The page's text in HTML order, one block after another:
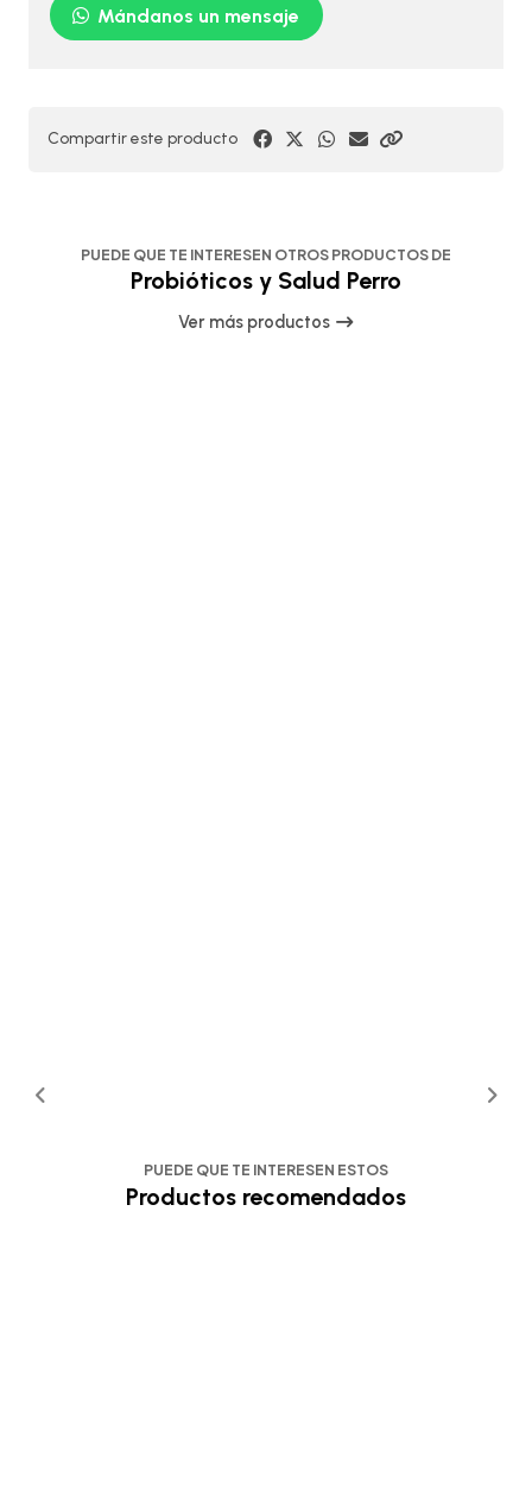
Mándanos un mensaje
Compartir este producto
PUEDE QUE TE INTERESEN OTROS PRODUCTOS DE
Probióticos y Salud Perro
Ver más productos
PUEDE QUE TE INTERESEN ESTOS
Productos recomendados